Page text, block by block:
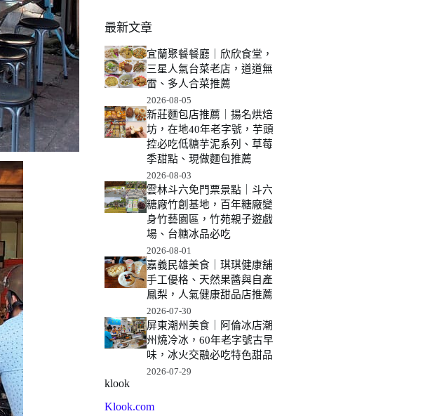
分
類
最新文章
宜蘭聚餐餐廳｜欣欣食堂，
三星人氣台菜老店，道道無
雷、多人合菜推薦
2026-08-05
新莊麵包店推薦｜揚名烘焙
坊，在地40年老字號，芋頭
控必吃低糖芋泥系列、草莓
季甜點、現做麵包推薦
2026-08-03
雲林斗六免門票景點｜斗六
糖廠竹創基地，百年糖廠變
身竹藝園區，竹苑親子遊戲
場、台糖冰品必吃
2026-08-01
嘉義民雄美食｜琪琪健康舖
手工優格、天然果醬與自產
鳳梨，人氣健康甜品店推薦
2026-07-30
屏東潮州美食｜阿倫冰店潮
州燒冷冰，60年老字號古早
味，冰火交融必吃特色甜品
2026-07-29
klook
Klook.com